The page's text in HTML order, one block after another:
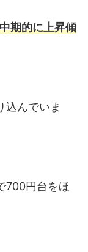
期的に上昇傾
込んでいま
700円台をほ